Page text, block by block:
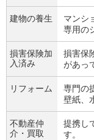
建物の養生
マンシ
専用の
損害保険加
入済み
損害保
があっ
リフォーム
専門の
壁紙、
不動産仲
介・買取
提携し
す。